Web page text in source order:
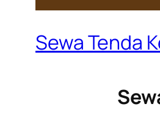
Sewa Tenda